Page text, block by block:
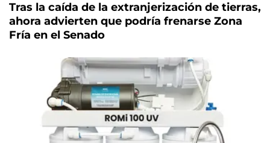
Tras la caída de la extranjerización de tierras,
ahora advierten que podría frenarse Zona
Fría en el Senado